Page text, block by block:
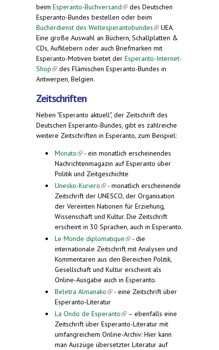
beim Esperanto-Buchversand(link is external)
des Deutschen
Esperanto-Bundes bestellen oder beim
Bücherdienst des Weltesperantobundes(link is
external)
UEA.
Eine große Auswahl an Büchern, Schallplatten &
CDs, Aufklebern oder auch Briefmarken mit
Esperanto-Motiven bietet der Esperanto-Internet-
Shop(link is external)
des Flämischen Esperanto-Bundes in
Antwerpen, Belgien.
Zeitschriften
Neben "Esperanto aktuell", der Zeitschrift des
Deutschen Esperanto-Bundes, gibt es zahlreiche
weitere Zeitschriften in Esperanto, zum Beispiel:
Monato(link is external)
- ein monatlich erscheinendes
Nachrichtenmagazin auf Esperanto über
Politik und Zeitgeschichte
Unesko-Kuriero(link is external)
- monatlich erscheinende
Zeitschrift der UNESCO, der Organisation
der Vereinten Nationen für Erziehung,
Wissenschaft und Kultur. Die Zeitschrift
erscheint in 30 Sprachen, auch in Esperanto.
Le Monde diplomatique(link is external)
- die
internationale Zeitschrift mit Analysen und
Kommentaren aus den Bereichen Politik,
Gesellschaft und Kultur erscheint als
Online-Ausgabe auch in Esperanto.
Beletra Almanako(link is external)
- eine Zeitschrift über
Esperanto-Literatur
La Ondo de Esperanto(link is external)
– ebenfalls eine
Zeitschrift über Esperanto-Literatur mit
umfangreichem Online-Archiv: Hier kann
man Auszüge übersetzter Literatur auf